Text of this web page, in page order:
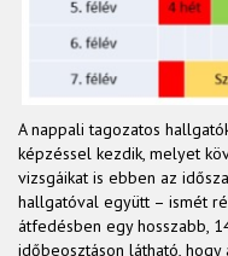
A nappali tagozatos
képzéssel kezdik, melyet
vizsgáikat is ebben az
hallgatóval együtt – ismét
átfedésben egy hosszabb,
időbeosztáson látható, hogy